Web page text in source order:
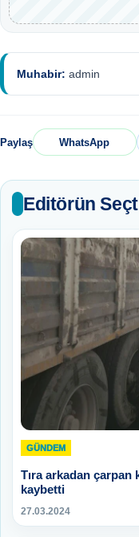
Muhabir: admin
Paylaş WhatsApp
Editörün
GÜNDEM
Tıra arkadan çarpan
kaybetti
27.03.2024